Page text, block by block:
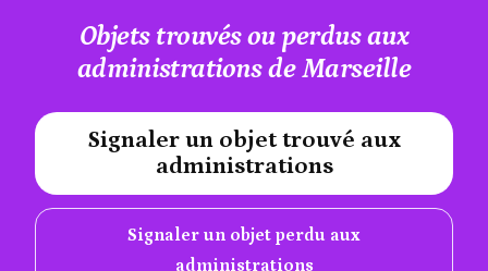
Objets trouvés ou perdus aux
administrations de Marseille
Signaler un objet trouvé aux
administrations
Signaler un objet perdu aux
administrations
#A12AEB